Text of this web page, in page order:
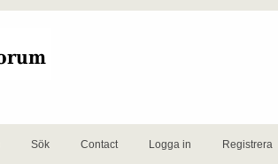
Sök Contact Logga in Registrera